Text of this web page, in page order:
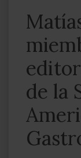
de la